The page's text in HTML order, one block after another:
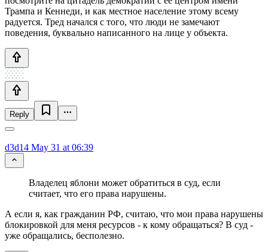
Трампа и Кеннеди, и как местное население этому всему
радуется. Тред начался с того, что люди не замечают
поведения, буквально написанного на лице у объекта.
Reply
d3d14 May 31 at 06:39
Владелец яблони может обратиться в суд, если
считает, что его права нарушены.
А если я, как гражданин РФ, считаю, что мои права нарушены
блокировкой для меня ресурсов - к кому обращаться? В суд -
уже обращались, бесполезно.